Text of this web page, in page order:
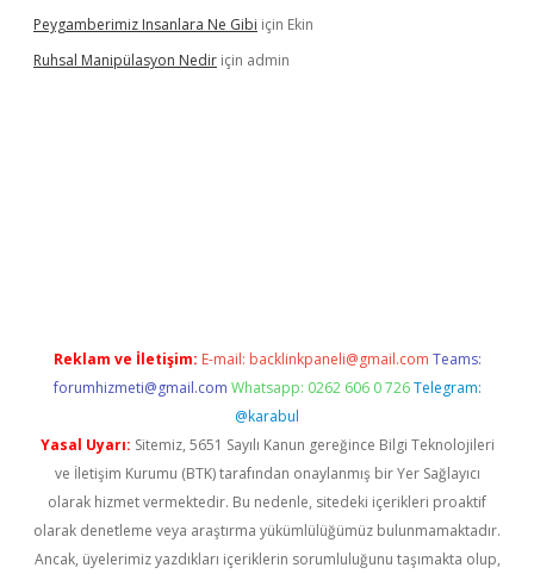
Peygamberimiz Insanlara Ne Gibi için Ekin
Ruhsal Manipülasyon Nedir için admin
Reklam ve İletişim: E-mail: backlinkpaneli@gmail.com Teams:
forumhizmeti@gmail.com Whatsapp: 0262 606 0 726 Telegram:
@karabul
Yasal Uyarı: Sitemiz, 5651 Sayılı Kanun gereğince Bilgi Teknolojileri
ve İletişim Kurumu (BTK) tarafından onaylanmış bir Yer Sağlayıcı
olarak hizmet vermektedir. Bu nedenle, sitedeki içerikleri proaktif
olarak denetleme veya araştırma yükümlülüğümüz bulunmamaktadır.
Ancak, üyelerimiz yazdıkları içeriklerin sorumluluğunu taşımakta olup,